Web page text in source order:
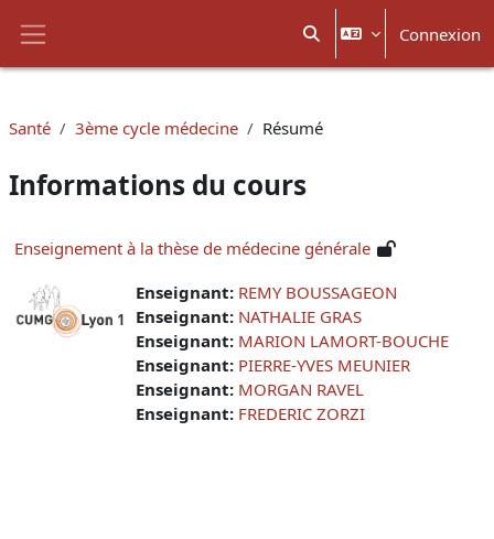
Activer/désactiver la
Connexion
Santé 3ème cycle médecine Résumé
Informations du cours
Enseignement à la thèse de médecine générale
Enseignant: REMY BOUSSAGEON
Enseignant: NATHALIE GRAS
Enseignant: MARION LAMORT-BOUCHE
Enseignant: PIERRE-YVES MEUNIER
Enseignant: MORGAN RAVEL
Enseignant: FREDERIC ZORZI